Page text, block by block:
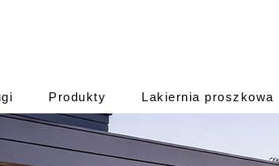
Produkty Lakiernia proszkowa